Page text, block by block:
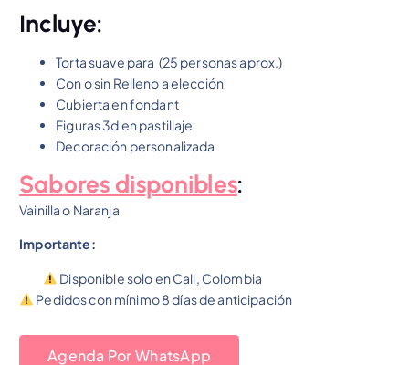
Incluye:
Torta suave para (25 personas aprox.)
Con o sin Relleno a elección
Cubierta en fondant
Figuras 3d en pastillaje
Decoración personalizada
Sabores disponibles:
Vainilla o Naranja
Importante:
Disponible solo en Cali, Colombia
Pedidos con mínimo 8 días de anticipación
Agenda Por WhatsApp